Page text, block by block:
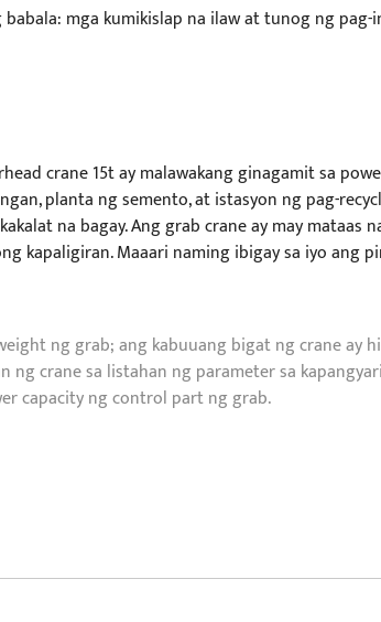
mga kumikislap na ilaw at tunog ng pag-
crane 15t ay malawakang ginagamit sa
planta ng semento, at istasyon ng pag-
na bagay. Ang grab crane ay may mataas
kapaligiran. Maaari naming ibigay sa iyo ang
ng grab; ang kabuuang bigat ng crane ay
ng crane sa listahan ng parameter sa
capacity ng control part ng grab.